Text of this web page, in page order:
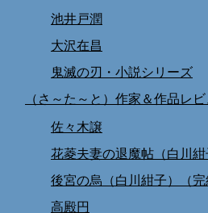
池井戸潤
大沢在昌
鬼滅の刃・小説シリーズ
（さ～た～と）作家＆作品レ
佐々木譲
花菱夫妻の退魔帖（白川紺
後宮の烏（白川紺子）（完
高殿円